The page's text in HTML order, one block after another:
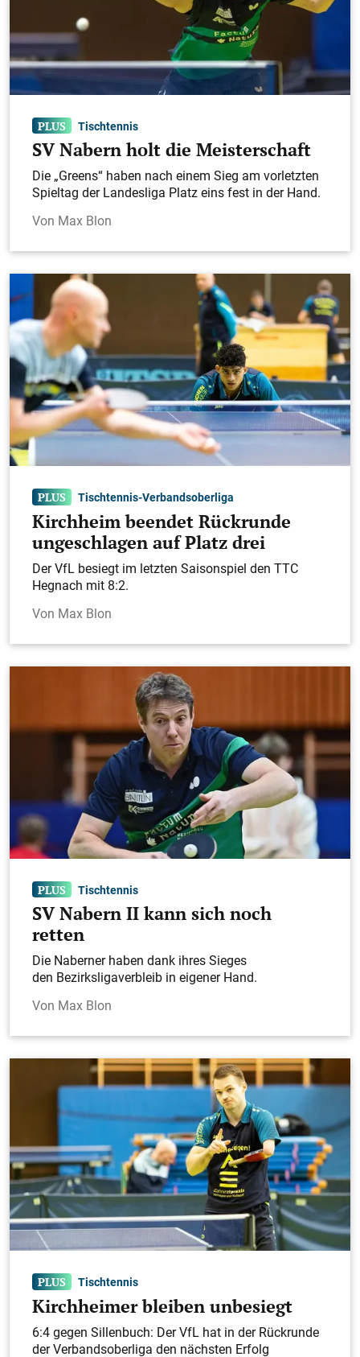
Tischtennis
SV Nabern holt die Meisterschaft
Die „Greens“ haben nach einem Sieg am vorletzten
Spieltag der Landesliga Platz eins fest in der Hand.
Max Blon
Tischtennis-Verbandsoberliga
Kirchheim beendet Rückrunde
ungeschlagen auf Platz drei
Der VfL besiegt im letzten Saisonspiel den TTC
Hegnach mit 8:2.
Max Blon
Tischtennis
SV Nabern II kann sich noch
retten
Die Naberner haben dank ihres Sieges
den Bezirksligaverbleib in eigener Hand.
Max Blon
Tischtennis
Kirchheimer bleiben unbesiegt
6:4 gegen Sillenbuch: Der VfL hat in der Rückrunde
der Verbandsoberliga den nächsten Erfolg